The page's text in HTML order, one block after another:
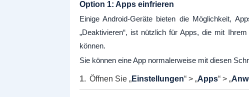
Option 1: Apps einfrieren
Einige Android-Geräte bieten die Möglichkeit,
„Deaktivieren“, ist nützlich für Apps, die mit
können.
Sie können eine App normalerweise mit diesen
Öffnen Sie „Einstellungen“ > „Apps“ > „